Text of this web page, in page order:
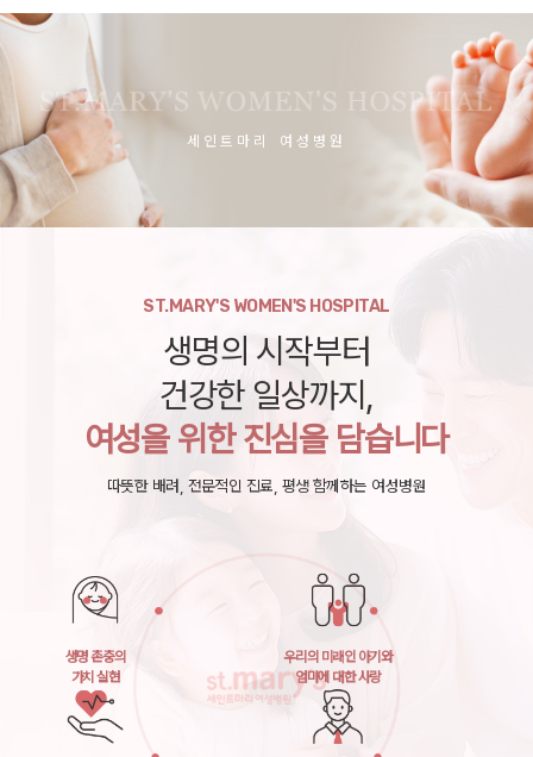
세인트마리 여성병원
ST.MARY'S WOMEN'S HOSPITAL
생명의 시작부터
건강한 일상까지,
여성을 위한 진심을 담습니다
따뜻한 배려, 전문적인 진료, 평생 함께하는 여성병원
생명 존중의
가치 실현
우리의 미래인 아기와
엄마에 대한 사랑